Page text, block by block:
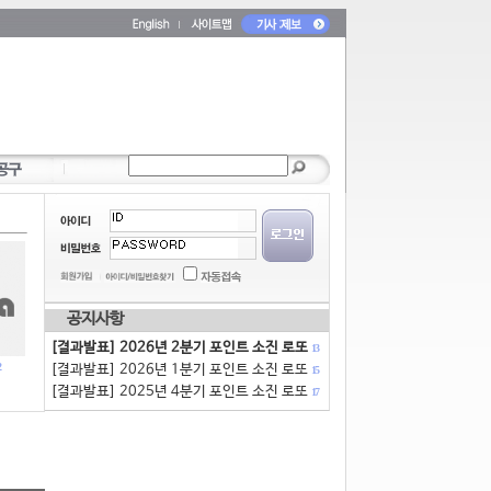
공지사항
[결과발표] 2026년 2분기 포인트 소진 로또 13
[결과발표] 2026년 1분기 포인트 소진 로또 15
[결과발표] 2025년 4분기 포인트 소진 로또 17